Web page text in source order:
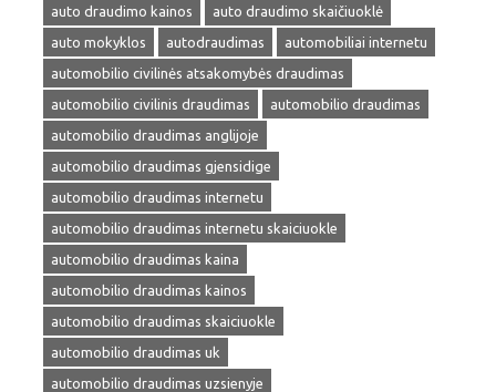
auto draudimo kainos
auto draudimo skaičiuoklė
auto mokyklos
autodraudimas
automobiliai internetu
automobilio civilinės atsakomybės draudimas
automobilio civilinis draudimas
automobilio draudimas
automobilio draudimas anglijoje
automobilio draudimas gjensidige
automobilio draudimas internetu
automobilio draudimas internetu skaiciuokle
automobilio draudimas kaina
automobilio draudimas kainos
automobilio draudimas skaiciuokle
automobilio draudimas uk
automobilio draudimas uzsienyje